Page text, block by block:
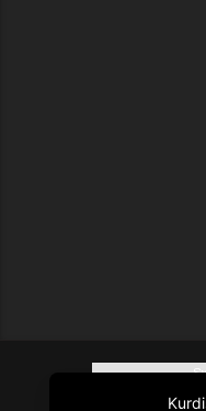
Proudly